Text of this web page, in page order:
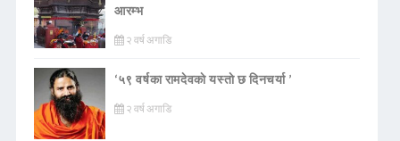
आरम्भ
२ वर्ष अगाडि
‘५९ वर्षका रामदेवकाे यस्ताे छ दिनचर्या ’
२ वर्ष अगाडि